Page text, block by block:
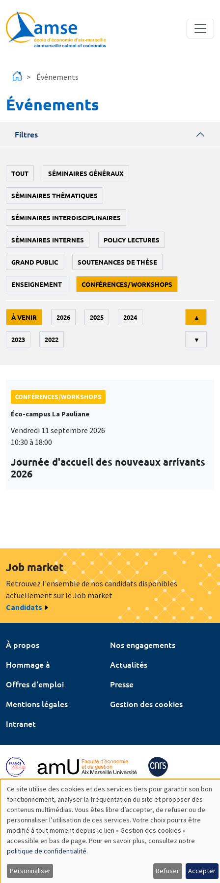
Événements
Événements
Filtres
TOUT SÉMINAIRES GÉNÉRAUX
SÉMINAIRES THÉMATIQUES
SÉMINAIRES INTERDISCIPLINAIRES
SÉMINAIRES INTERNES POLICY LECTURES
GRAND PUBLIC SOUTENANCES DE THÈSE
ENSEIGNEMENT CONFÉRENCES/WORKSHOPS
À VENIR 2026 2025 2024
2023 2022
▲
▼
CONFÉRENCES/WORKSHOPS
Éco-campus La Pauliane
Vendredi 11 septembre 2026
10:30 à 18:00
Journée d'accueil des nouveaux arrivants
2026
Job market
Retrouvez l'ensemble de nos candidats disponibles
actuellement sur le Job market
Candidats
À propos
Nos engagements
Hommage à
Actualités
Offres d'emploi
Presse
Mentions légales
Gestion des cookies
Intranet
Utilisation
des
données
personnelles
et
Ce site utilise des cookies et des services tiers pour garantir son bon
fonctionnement, analyser la fréquentation du site et proposer des
contenus multimédias. Vous êtes libre d’accepter, de refuser ou de
personnaliser l’utilisation de ces services. Votre choix pourra être
modifié à tout moment depuis le lien « Gestion des cookies »
accessible en bas de page. Pour en savoir plus, consultez notre
politique de confidentialité.
Personnaliser Refuser Accepter